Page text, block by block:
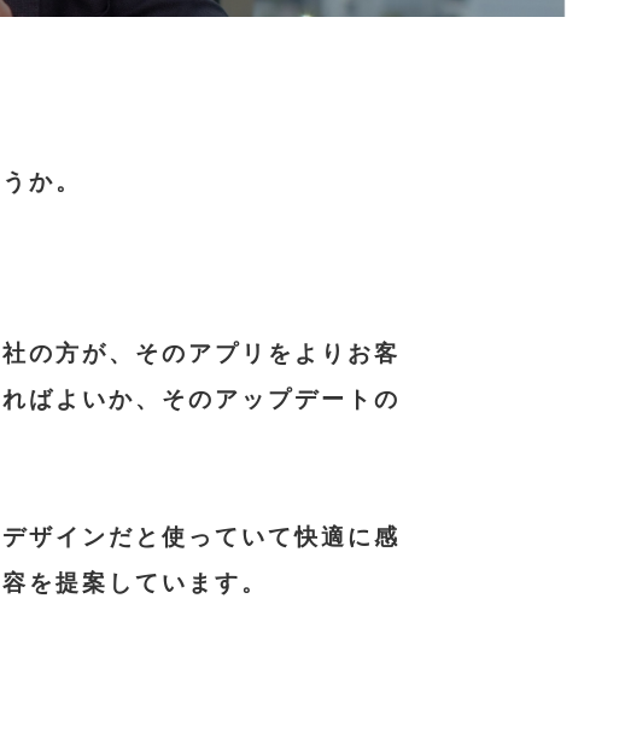
か。
の方が、そのアプリをよりお客
ばよいか、そのアップデートの
ザインだと使っていて快適に感
を提案しています。